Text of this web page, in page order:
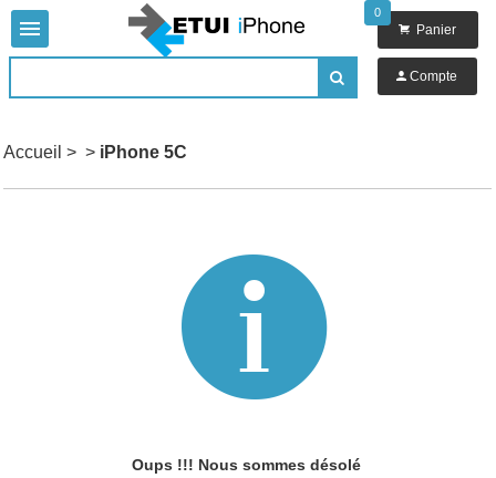


0
 Panier
 Compte
Accueil > > iPhone 5C

Oups !!! Nous sommes désolé